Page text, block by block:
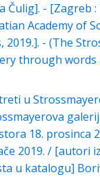
Čulig]. - [Zagreb :
Academy of
2019.]. - (The
through words
u
18. prosinca
2019. / [autori
u katalogu]